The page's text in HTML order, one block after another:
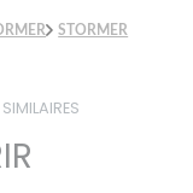
STORMER